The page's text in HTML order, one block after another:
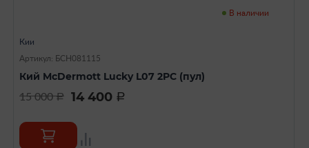
В наличии
Кии
Артикул: БСН081115
Кий McDermott Lucky L07 2PC (пул)
15 000a 14 400 a